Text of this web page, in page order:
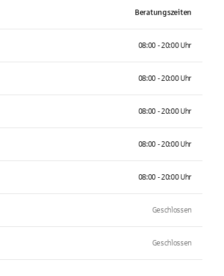
Beratungszeiten
08:00 - 20:00 Uhr
08:00 - 20:00 Uhr
08:00 - 20:00 Uhr
08:00 - 20:00 Uhr
08:00 - 20:00 Uhr
Geschlossen
Geschlossen